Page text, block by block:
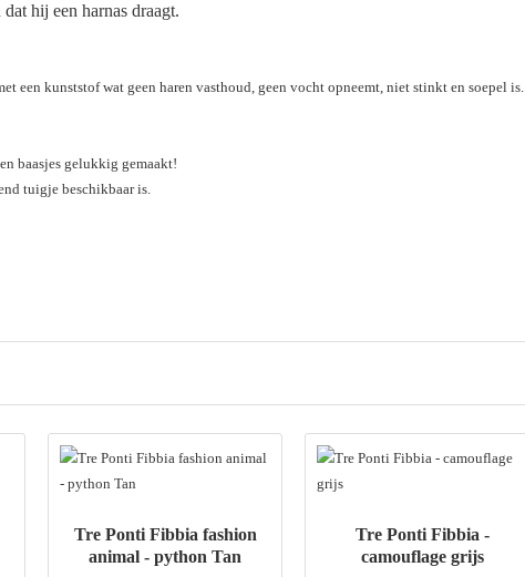
hij een harnas draagt.
een kunststof wat geen haren vasthoud, geen vocht opneemt, niet stinkt en soepel is.
baasjes gelukkig gemaakt!
tuigje beschikbaar is.
Tre Ponti Fibbia fashion
animal - python Tan
Tre Ponti Fibbia -
camouflage grijs